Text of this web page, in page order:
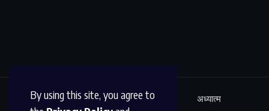
By using this site, you agree to
ऊधम सिंह नगर अंतर्राष्ट्रीय
अध्यात्म